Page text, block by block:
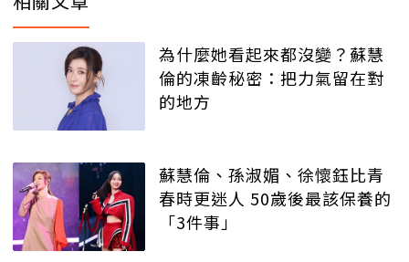
為什麼她看起來都沒變？蘇慧
倫的凍齡秘密：把力氣留在對
的地方
蘇慧倫、孫淑媚、徐懷鈺比青
春時更迷人 50歲後最該保養的
「3件事」